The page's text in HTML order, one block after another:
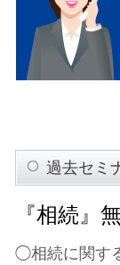
過去セミ
『相続』
◯相続に関す